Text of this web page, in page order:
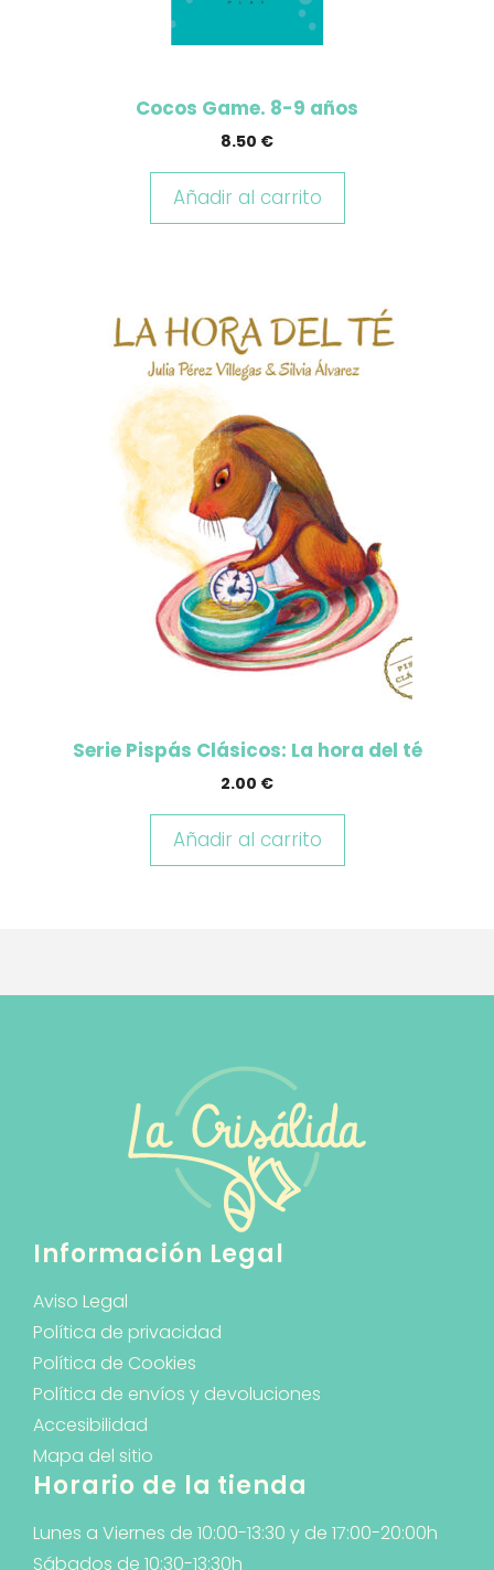
Cocos Game. 8-9 años
8.50 €
Añadir al carrito
Serie Pispás Clásicos: La hora del té
2.00 €
Añadir al carrito
Información Legal
Aviso Legal
Política de privacidad
Política de Cookies
Política de envíos y devoluciones
Accesibilidad
Mapa del sitio
Horario de la tienda
Lunes a Viernes de 10:00-13:30 y de 17:00-20:00h
Sábados de 10:30-13:30h